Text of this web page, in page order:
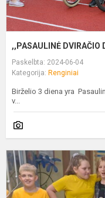
,,PASAULINĖ DVIRAČIO
Paskelbta: 2024-06-04
Kategorija: Renginiai
Birželio 3 diena yra
v...